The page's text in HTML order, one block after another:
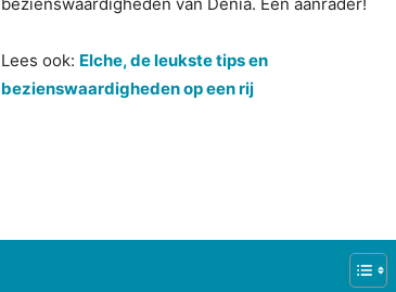
Lees ook: Elche, de leukste tips en
bezienswaardigheden op een rij